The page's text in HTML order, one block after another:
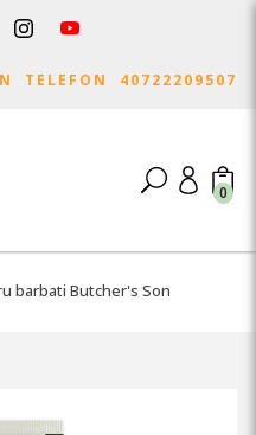
TELEFON 40722209507
0
barbati Butcher's Son